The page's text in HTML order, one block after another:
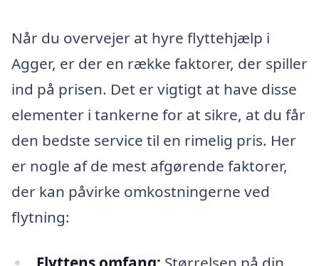
Når du overvejer at hyre flyttehjælp i
Agger, er der en række faktorer, der spiller
ind på prisen. Det er vigtigt at have disse
elementer i tankerne for at sikre, at du får
den bedste service til en rimelig pris. Her
er nogle af de mest afgørende faktorer,
der kan påvirke omkostningerne ved
flytning: